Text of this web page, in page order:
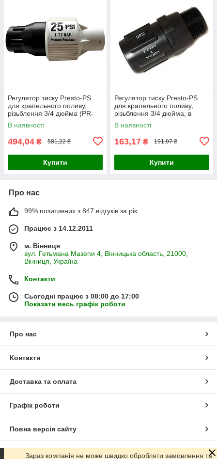
Регулятор тиску Presto-PS
для крапельного поливу,
різьблення 3/4 дюйма (PR-
0142-H)
В наявності
494,04 ₴ 581,22 ₴
Купити
Регулятор тиску Presto-PS
для крапельного поливу,
різьблення 3/4 дюйма, в
упаковці - 1 шт. (PR-013425)
В наявності
163,17 ₴ 191,97 ₴
Купити
Про нас
99% позитивних з 847 відгуків за рік
Працює з 14.12.2011
м. Вінниця
вул. Гетьмана Мазепи 4, Вінницька область, 21000,
Вінниця, Україна
Контакти
Сьогодні працює з 08:00 до 17:00
Показати весь графік роботи
Про нас
Контакти
Доставка та оплата
Графік роботи
Повна версія сайту
Сайт створено на маркетплейсі Prom.ua
Зараз компанія не може швидко обробляти замовлення та